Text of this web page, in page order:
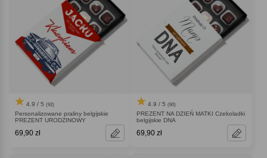
4.9 / 5 (92)
Personalizowane praliny belgijskie
PREZENT URODZINOWY
69,90 zł
4.9 / 5 (60)
PREZENT NA DZIEŃ MATKI Czekoladki
belgijskie DNA
69,90 zł